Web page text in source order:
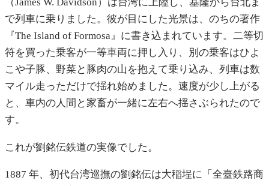
で列車に乗りました。彼が目にした光景は、のちの著作
『The Island of Formosa』に書き込まれています。二等切
符を買った乗客が一等車両に押し入り、別の乗客はひよ
こや子豚、野菜と豚肉の山を抱えて乗り込み、列車は数
マイル走っただけで揺れ始めました。速度が少し上がる
と、車内の人間と家畜が一緒に左右へ揺さぶられたので
す。
これが劉銘伝鉄道の実像でした。
1887 年、初代台湾巡撫の劉銘伝は大稲埕に「全臺鉄路商